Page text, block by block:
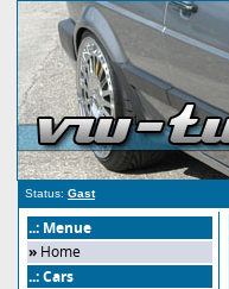
Status: Gast
..: Menue
» Home
..: Cars